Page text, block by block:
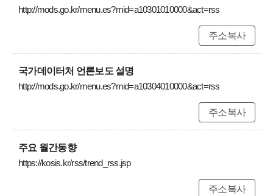
http://mods.go.kr/menu.es?mid=a10301010000&act=rss
주소복사
국가데이터처 언론보도 설명
http://mods.go.kr/menu.es?mid=a10304010000&act=rss
주소복사
주요 월간동향
https://kosis.kr/rss/trend_rss.jsp
주소복사